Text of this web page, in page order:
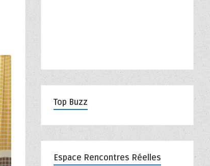
Top Buzz
Espace Rencontres Réelles